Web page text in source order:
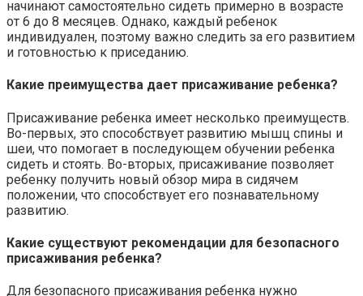
начинают самостоятельно сидеть примерно в возрасте
от 6 до 8 месяцев. Однако, каждый ребенок
индивидуален, поэтому важно следить за его развитием
и готовностью к приседанию.
Какие преимущества дает присаживание ребенка?
Присаживание ребенка имеет несколько преимуществ.
Во-первых, это способствует развитию мышц спины и
шеи, что помогает в последующем обучении ребенка
сидеть и стоять. Во-вторых, присаживание позволяет
ребенку получить новый обзор мира в сидячем
положении, что способствует его познавательному
развитию.
Какие существуют рекомендации для безопасного
присаживания ребенка?
Для безопасного присаживания ребенка нужно